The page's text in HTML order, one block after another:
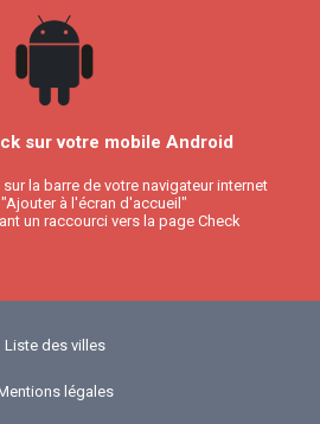
sur votre mobile Android
la barre de votre navigateur internet
à l'écran d'accueil"
un raccourci vers la page Check
Liste des villes
légales